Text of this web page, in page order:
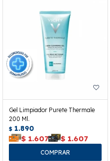
Gel Limpiador Purete Thermale
200 Ml.
$ 1.890
$ 1.607 $ 1.607